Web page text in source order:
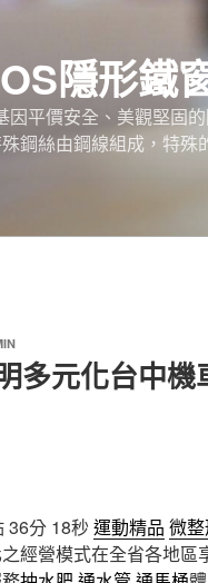
隱形鐵
因平價安全、美觀堅固
鋼絲由鋼線組成，特
多元化台中
36分 18秒 運動精品 微
經營模式在全省各地區